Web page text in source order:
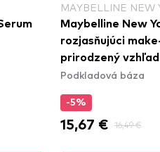
MAYBELLINE NEW
Maybelline New
rozjasňujúci
prirodzený
Perfector 4in1
Podkladová báza
-5%
15,67 € 16,49 €